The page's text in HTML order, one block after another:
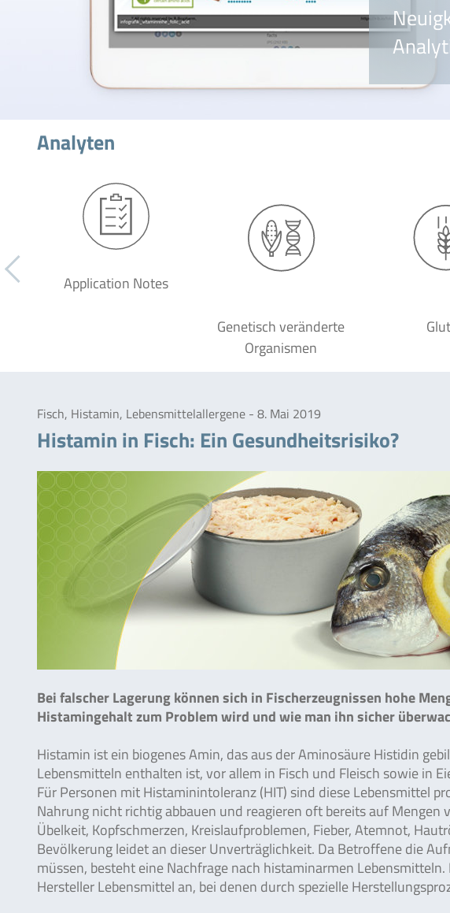
Analyten
Application Notes
Genetisch veränderte
Organismen
Fisch, Histamin, Lebensmittelallergene - 8. Mai 2019
Histamin in Fisch: Ein Gesundheitsrisiko?
Bei falscher Lagerung können sich in Fischerzeugnissen hohe
Histamingehalt zum Problem wird und wie man ihn sicher
Histamin ist ein biogenes Amin, das aus der Aminosäure Histidin
Lebensmitteln enthalten ist, vor allem in Fisch und Fleisch sowie in
Für Personen mit Histaminintoleranz (HIT) sind diese Lebensmittel
Nahrung nicht richtig abbauen und reagieren oft bereits auf
Übelkeit, Kopfschmerzen, Kreislaufproblemen, Fieber, Atemnot,
Bevölkerung leidet an dieser Unverträglichkeit. Da Betroffene die
müssen, besteht eine Nachfrage nach histaminarmen
Hersteller Lebensmittel an, bei denen durch spezielle